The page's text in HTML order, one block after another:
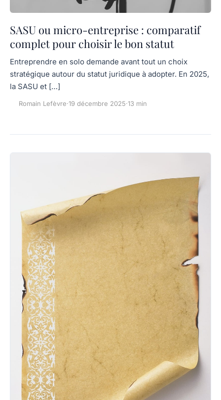
SASU ou micro-entreprise : comparatif
complet pour choisir le bon statut
Entreprendre en solo demande avant tout un choix
stratégique autour du statut juridique à adopter. En 2025,
la SASU et […]
Romain Lefèvre·19 décembre 2025·13 min